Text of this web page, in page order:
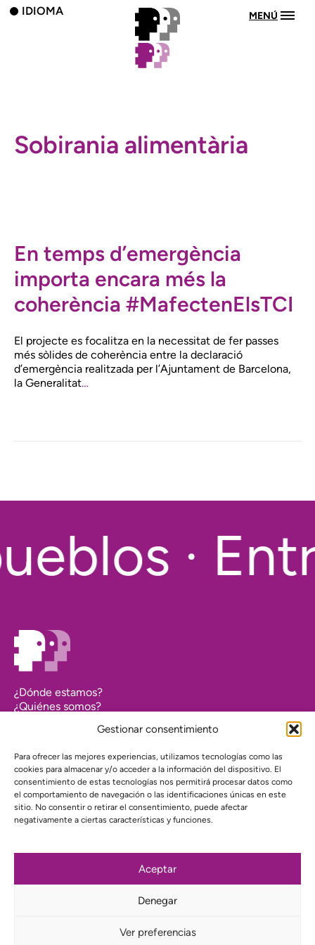
Gestionar consentimiento
Para ofrecer las mejores experiencias, utilizamos tecnologías como las
cookies para almacenar y/o acceder a la información del dispositivo. El
consentimiento de estas tecnologías nos permitirá procesar datos como
el comportamiento de navegación o las identificaciones únicas en este
sitio. No consentir o retirar el consentimiento, puede afectar
negativamente a ciertas características y funciones.
Aceptar
Denegar
Ver preferencias
IDIOMA MENÚ
Sobirania alimentària
En temps d’emergència
importa encara més la
coherència #MafectenElsTCI
El projecte es focalitza en la necessitat de fer passes
més sòlides de coherència entre la declaració
d’emergència realitzada per l’Ajuntament de Barcelona,
la Generalitat…
·
¿Dónde estamos?
¿Quiénes somos?
Transparencia
Política de cookies (UE)
Política de privacidad